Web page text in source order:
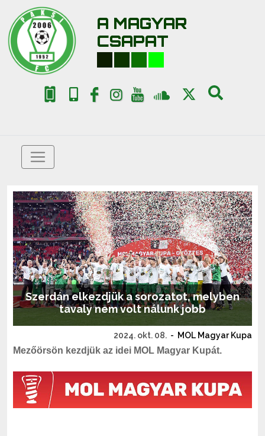
A MAGYAR
CSAPAT
Szerdán elkezdjük a sorozatot, melyben
tavaly nem volt nálunk jobb
2024. okt. 08. - MOL Magyar Kupa
Mezőörsön kezdjük az idei MOL Magyar Kupát.